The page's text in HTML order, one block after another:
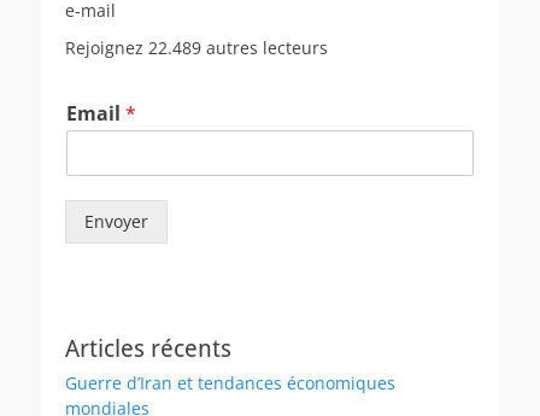
e-mail
Rejoignez 22.489 autres lecteurs
Email *
Envoyer
Articles récents
Guerre d’Iran et tendances économiques
mondiales